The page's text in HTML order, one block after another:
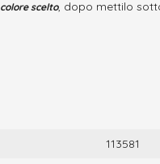
colore scelto, dopo mettilo
113581